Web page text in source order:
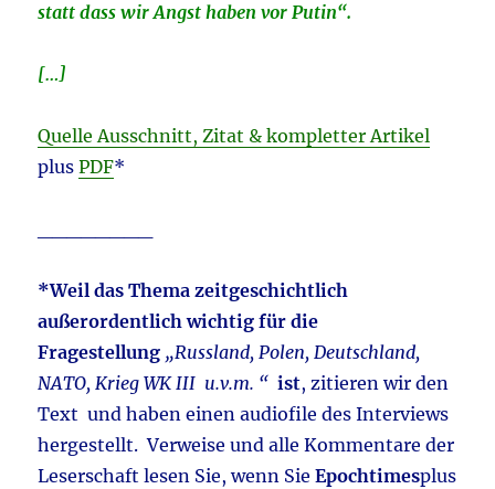
statt dass wir Angst haben vor Putin“.
[…]
Quelle Ausschnitt, Zitat & kompletter Artikel
plusPDF*
*Weil das Thema zeitgeschichtlich
außerordentlich wichtig für die
Fragestellung „Russland, Polen, Deutschland,
NATO, Krieg WK III u.v.m. “ ist, zitieren wir den
Text und haben einen audiofile des Interviews
hergestellt. Verweise und alle Kommentare der
Leserschaft lesen Sie, wenn SieEpochtimesplus